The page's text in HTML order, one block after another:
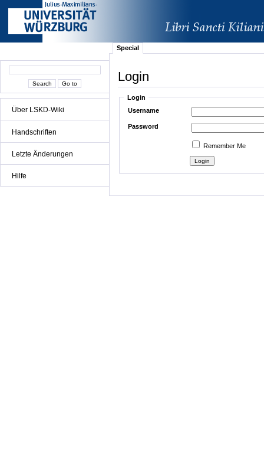
Über LSKD-Wiki
Handschriften
Letzte Änderungen
Hilfe
Special
Login
Login
Username
Password
Remember Me